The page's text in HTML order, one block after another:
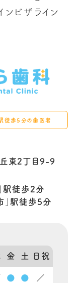
ンビザライン
徒歩5分の歯医者
東2丁目9-9
駅徒歩2分
」駅徒歩5分
金 土 日祝
● ●
／